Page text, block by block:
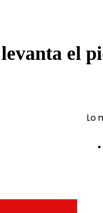
el
Lo